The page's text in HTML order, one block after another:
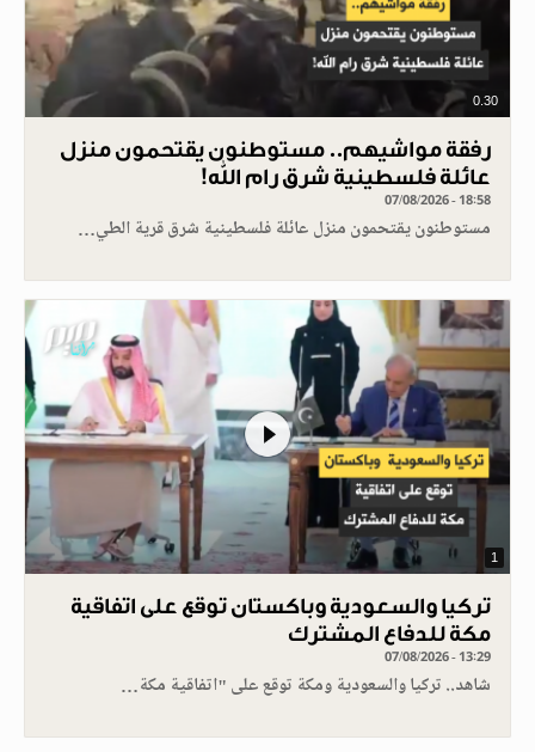
0.30
رفقة مواشيهم.. مستوطنون يقتحمون منزل
عائلة فلسطينية شرق رام الله!
07/08/2026 - 18:58
مستوطنون يقتحمون منزل عائلة فلسطينية شرق قرية الطي…
1
تركيا والسعودية وباكستان توقع على اتفاقية
مكة للدفاع المشترك
07/08/2026 - 13:29
شاهد.. تركيا والسعودية ومكة توقع على "اتفاقية مكة…